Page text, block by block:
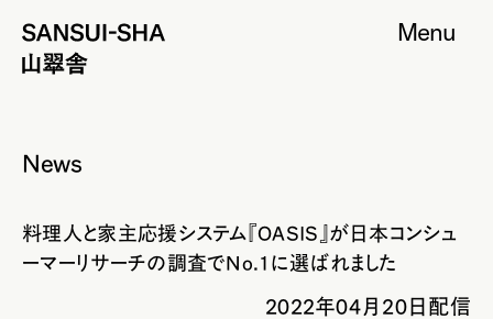
Menu
News
料理人と家主応援システム『OASIS』が日本コンシュ
ーマーリサーチの調査でNo.1に選ばれました
2022年04月20日配信